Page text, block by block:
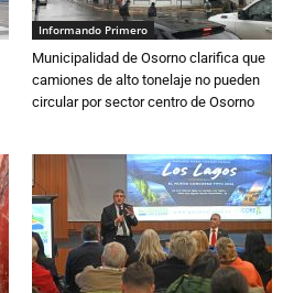
Informando Primero
Municipalidad de Osorno clarifica que
camiones de alto tonelaje no pueden
circular por sector centro de Osorno